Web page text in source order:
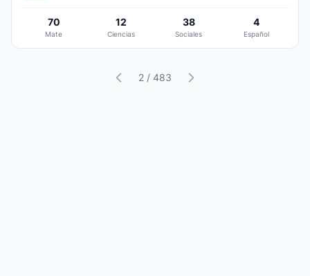
70
Mate
12
Ciencias
38
Sociales
4
Español
2 / 483